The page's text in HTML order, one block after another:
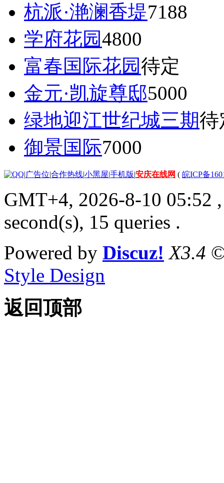
杭派·滟澜香堤7188
学府花园4800
富春国际花园待定
金元·凯旋尊邸5000
绿地迎江世纪城三期待
御景国际7000
|广告位|合作热线|小黑屋|手机版|安庆在线网 ( 皖ICP备
GMT+4, 2026-8-10 05:52
second(s), 15 queries .
Powered by Discuz! X3.4
Style Design
返回顶部